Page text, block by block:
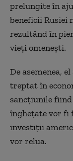
prelungite în
beneficii Rusiei
rezultând în
vieţi omeneşti.
De asemenea,
treptat în
sancţiunile
îngheţate vor fi
investiţii
vor relua.